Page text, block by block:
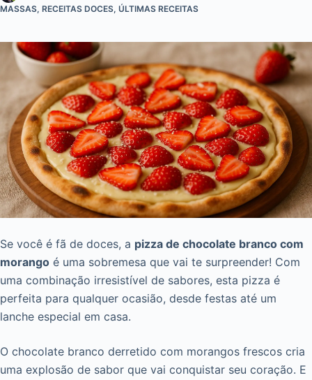
MASSAS, RECEITAS DOCES, ÚLTIMAS RECEITAS
Se você é fã de doces, a pizza de chocolate branco com
morango é uma sobremesa que vai te surpreender! Com
uma combinação irresistível de sabores, esta pizza é
perfeita para qualquer ocasião, desde festas até um
lanche especial em casa.
O chocolate branco derretido com morangos frescos cria
uma explosão de sabor que vai conquistar seu coração. E